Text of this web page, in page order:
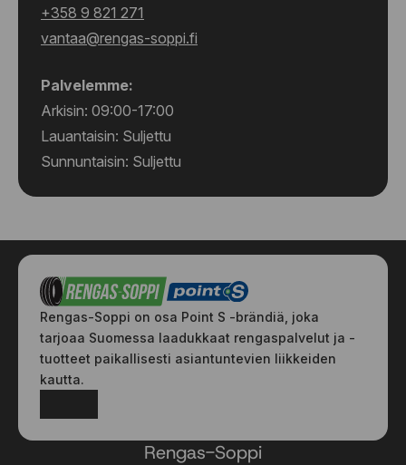
+358 9 821 271
vantaa@rengas-soppi.fi
Palvelemme:
Arkisin: 09:00-17:00
Lauantaisin: Suljettu
Sunnuntaisin: Suljettu
Rengas-Soppi on osa Point S -brändiä, joka
tarjoaa Suomessa laadukkaat rengaspalvelut ja -
tuotteet paikallisesti asiantuntevien liikkeiden
kautta.
Rengas-Soppi